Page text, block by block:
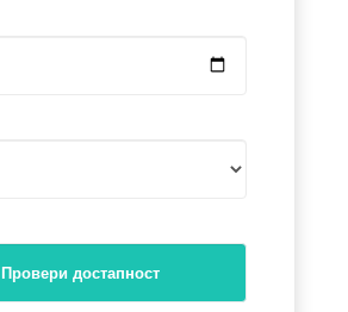
Провери достапност